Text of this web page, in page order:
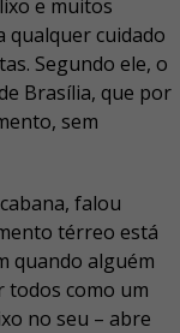
e muitos
qualquer cuidado
Segundo ele, o
Brasília, que por
sem
falou
térreo está
quando alguém
todos como um
no seu – abre